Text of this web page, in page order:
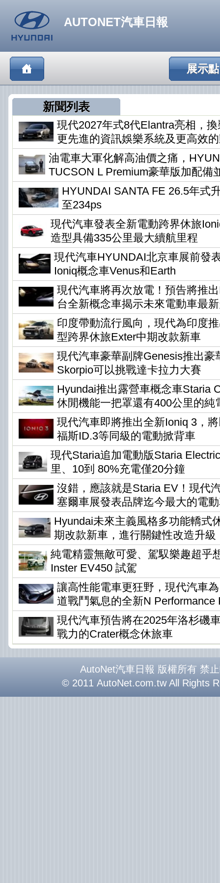
AUTONET汽車日報
展示點
新聞列表
現代2027年式8代Elantra亮相，
更先進的資訊娛樂系統及更高效
油電車大軍化解高油價之痛，
TUCSON L Premium豪華版加配備
HYUNDAI SANTA FE 26.5年式
至234ps
現代汽車發表全新電動跨界休旅
造型具備335公里最大續航里程
現代汽車HYUNDAI北京車展前發
Ioniq概念車Venus和Earth
現代汽車將再次放電！預告將推
台全新概念車揭示未來電動車最
印度帶動流行風向，現代為印度
型跨界休旅Exter中期改款新車
現代汽車豪華副牌Genesis推出豪
Skorpio可以挑戰達卡拉力大賽
Hyundai推出露營車概念車Staria
休閒機能一把罩還有400公里的純
現代汽車即將推出全新Ioniq 3，
福斯ID.3等同級的電動掀背車
現代Staria追加電動版Staria
里、10到 80%充電僅20分鐘
沒錯，應該就是Staria EV！現代
塞爾車展發表品牌迄今最大的電
Hyundai未來主義風格多功能轎式
期改款新車，進行關鍵性改造升級
純電精靈無敵可愛、駕馭樂趣超乎
Inster EV450 試駕
讓高性能電車更狂野，現代汽車
道戰鬥氣息的全新N Performance
現代汽車預告將在2025年洛杉磯
戰力的Crater概念休旅車
AutoNet汽車日報 版權所有 禁
© 2011 AutoNet.com.tw All Rights